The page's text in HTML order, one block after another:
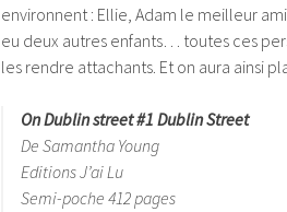
environnent : Ellie, Adam le meilleur
eu deux autres enfants… toutes ces
les rendre attachants. Et on aura ainsi
On Dublin street #1 Dublin Street
De Samantha Young
Editions J’ai Lu
Semi-poche 412 pages